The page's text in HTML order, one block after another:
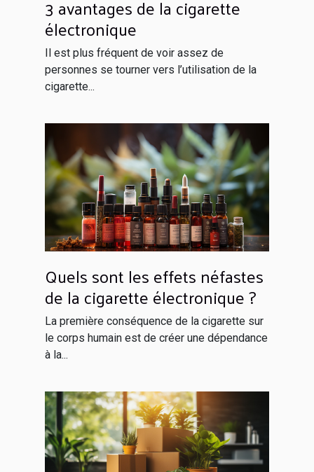
3 avantages de la cigarette
électronique
Il est plus fréquent de voir assez de
personnes se tourner vers l’utilisation de la
cigarette...
Quels sont les effets néfastes
de la cigarette électronique ?
La première conséquence de la cigarette sur
le corps humain est de créer une dépendance
à la...